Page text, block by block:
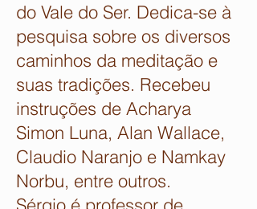
do Vale do Ser. Dedica-se à
pesquisa sobre os diversos
caminhos da meditação e
suas tradições. Recebeu
instruções de Acharya
Simon Luna, Alan Wallace,
Claudio Naranjo e Namkay
Norbu, entre outros.